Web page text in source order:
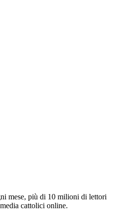
mese, più di 10 milioni di lettori
cattolici online.